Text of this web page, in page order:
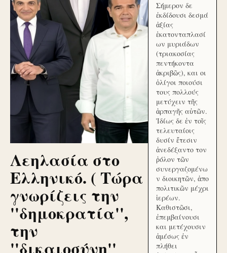
Λεηλασία στο
Ελληνικό. ( Τώρα
γνωρίζεις την
''δημοκρατία'',
την
''δικαιοσύνη''
Σήμερον δε
ἐκδίδουσι δεσμά
ἀξίας
ἑκατονταπλασί
ων μυριάδων
(τριακοσίας
πεντήκοντα
ἀκριβῶς), και οι
ὀλίγοι ποιούσι
τους πολλούς
μετύχειν τῆς
ἁρπαγῆς αὐτῶν.
Ἰδίως δε ἐν τοῖς
τελευταίοις
δυσίν ἔτεσιν
ἀνεδέξαντο τον
ῥόλον τῶν
συνεργαζομένω
ν διοικητῶν, ἀπο
πολιτικῶν μέχρι
ἱερέων.
Καθιστῶσι,
ἐπεμβαίνουσι
και μετέχουσιν
ἀμέσως ἐν
πλήθει